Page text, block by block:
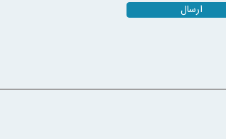
ارسال